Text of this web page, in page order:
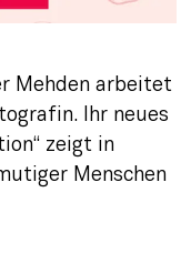
Mehden arbeitet
Ihr neues
zeigt in
Menschen